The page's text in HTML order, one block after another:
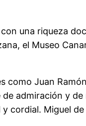
una riqueza
el Museo
Juan
admiración y
cordial. Miguel